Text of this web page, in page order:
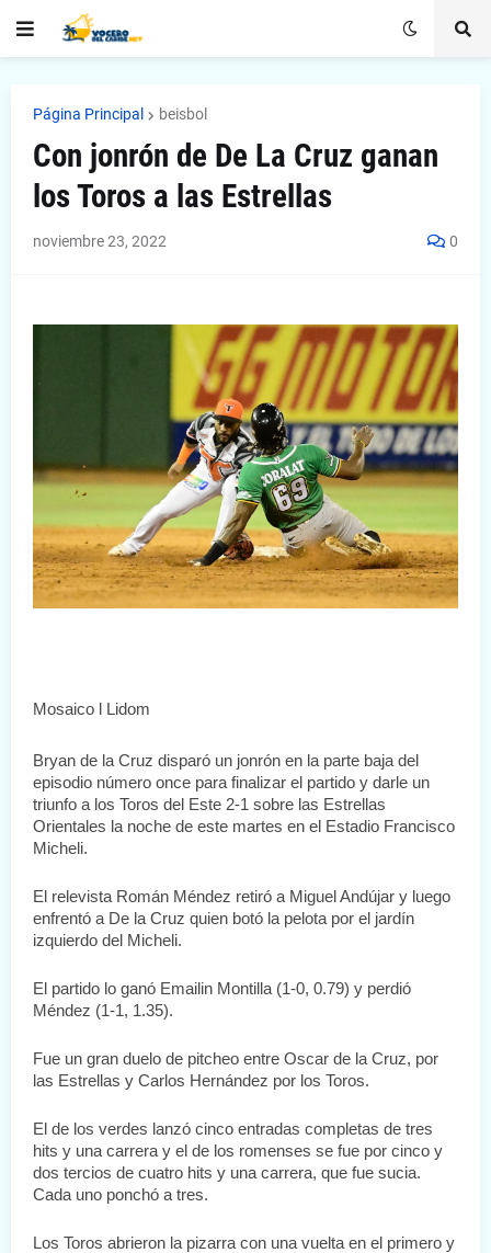
Página Principal beisbol
Con jonrón de De La Cruz ganan
los Toros a las Estrellas
noviembre 23, 2022 0
Mosaico l Lidom
Bryan de la Cruz disparó un jonrón en la parte baja del
episodio número once para finalizar el partido y darle un
triunfo a los Toros del Este 2-1 sobre las Estrellas
Orientales la noche de este martes en el Estadio Francisco
Micheli.
El relevista Román Méndez retiró a Miguel Andújar y luego
enfrentó a De la Cruz quien botó la pelota por el jardín
izquierdo del Micheli.
El partido lo ganó Emailin Montilla (1-0, 0.79) y perdió
Méndez (1-1, 1.35).
Fue un gran duelo de pitcheo entre Oscar de la Cruz, por
las Estrellas y Carlos Hernández por los Toros.
El de los verdes lanzó cinco entradas completas de tres
hits y una carrera y el de los romenses se fue por cinco y
dos tercios de cuatro hits y una carrera, que fue sucia.
Cada uno ponchó a tres.
Los Toros abrieron la pizarra con una vuelta en el primero y